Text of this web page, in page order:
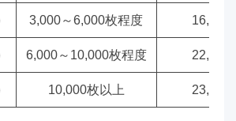
3,000～6,000枚程度 16,000
6,000～10,000枚程度 22,000
10,000枚以上 23,000